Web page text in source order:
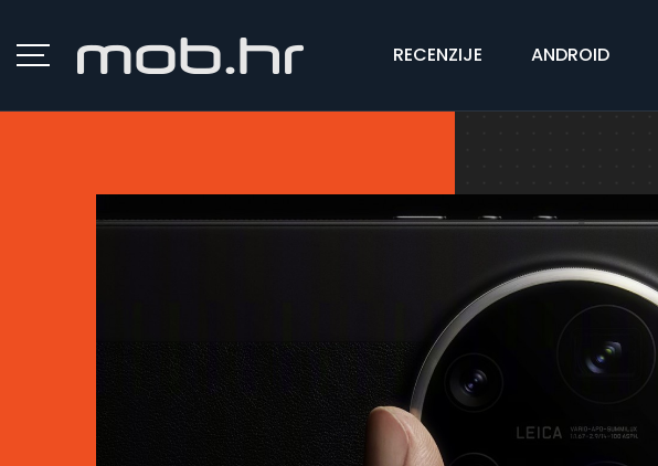
RECENZIJE ANDROID